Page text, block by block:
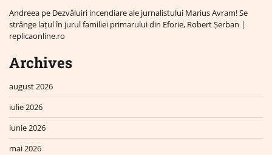
Andreea pe Dezvăluiri incendiare ale jurnalistului Marius Avram! Se
strânge lațul în jurul familiei primarului din Eforie, Robert Șerban |
replicaonline.ro
Archives
august 2026
iulie 2026
iunie 2026
mai 2026